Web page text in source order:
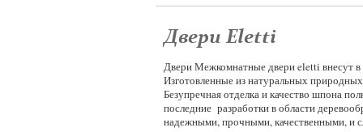
Двери Eletti
Двери Межкомнатные двери eletti внесут
Изготовленные из натуральных
Безупречная отделка и качество шпона
последние разработки в области
надежными, прочными, качественными, и